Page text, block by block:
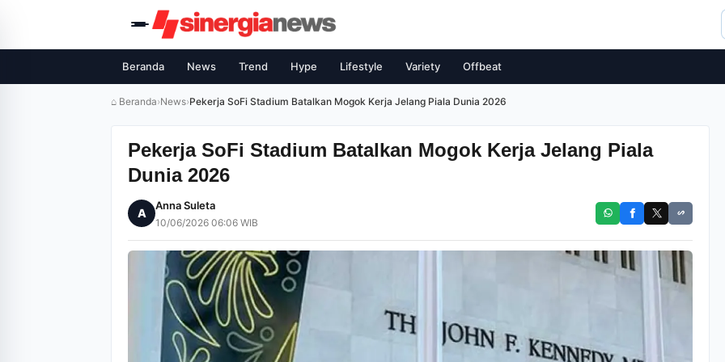
Beranda News Trend Hype Lifestyle Variety Offbeat
⌂ Beranda›News›Pekerja SoFi Stadium Batalkan Mogok Kerja Jelang Piala Dunia 2026
Pekerja SoFi Stadium Batalkan Mogok Kerja Jelang Piala
Dunia 2026
A
Anna Suleta
10/06/2026 06:06 WIB